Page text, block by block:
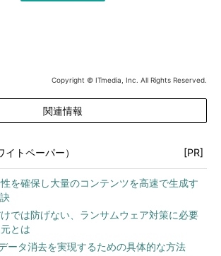
Copyright © ITmedia, Inc. All Rights Reserved.
関連情報
トペーパー） [PR]
を確保し大量のコンテンツを高速で生成す
では防げない、ランサムウェア対策に必要
とは
ータ消去を実現するための具体的な方法